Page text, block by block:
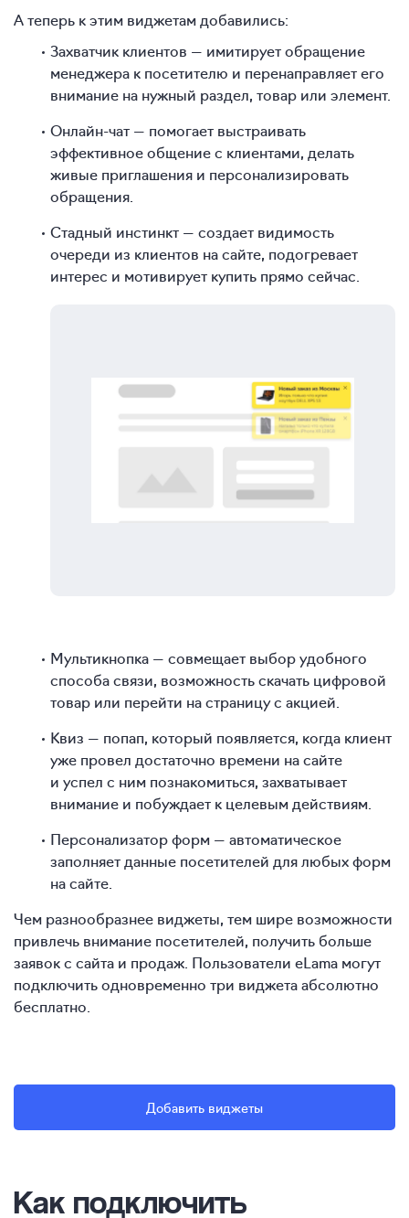
А теперь к этим виджетам добавились:
Захватчик клиентов — имитирует обращение
менеджера к посетителю и перенаправляет его
внимание на нужный раздел, товар или элемент.
Онлайн-чат — помогает выстраивать
эффективное общение с клиентами, делать
живые приглашения и персонализировать
обращения.
Стадный инстинкт — создает видимость
очереди из клиентов на сайте, подогревает
интерес и мотивирует купить прямо сейчас.
Мультикнопка — совмещает выбор удобного
способа связи, возможность скачать цифровой
товар или перейти на страницу с акцией.
Квиз — попап, который появляется, когда клиент
уже провел достаточно времени на сайте
и успел с ним познакомиться, захватывает
внимание и побуждает к целевым действиям.
Персонализатор форм — автоматическое
заполняет данные посетителей для любых форм
на сайте.
Чем разнообразнее виджеты, тем шире возможности
привлечь внимание посетителей, получить больше
заявок с сайта и продаж. Пользователи eLama могут
подключить одновременно три виджета абсолютно
бесплатно.
Добавить виджеты
Как подключить